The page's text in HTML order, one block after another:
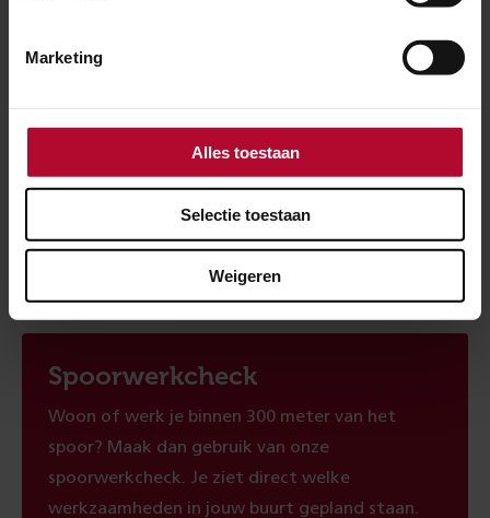
Marketing
Alles toestaan
Selectie toestaan
Weigeren
Lees The ProRail Times
Ben je tevreden over de informatie op
deze pagina?
Ja Nee
Spoorwerkcheck
Woon of werk je binnen 300 meter van het
spoor? Maak dan gebruik van onze
spoorwerkcheck. Je ziet direct welke
werkzaamheden in jouw buurt gepland staan.